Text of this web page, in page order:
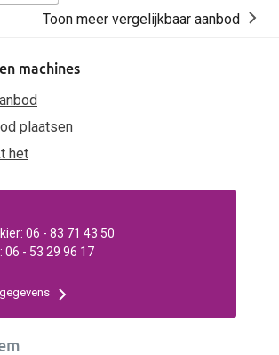
Toon meer vergelijkbaar aanbod
machines
plaatsen
het
06 - 83 71 43 50
06 - 53 29 96 17